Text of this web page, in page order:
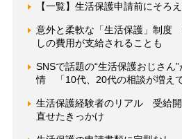
【一覧】生活保護申請前にそろ
意外と柔軟な「生活保護」制度
しの費用が支給されることも
SNSで話題の“生活保護おじさん
情 「10代、20代の相談が増えて
生活保護経験者のリアル 受給
直せたきっかけ